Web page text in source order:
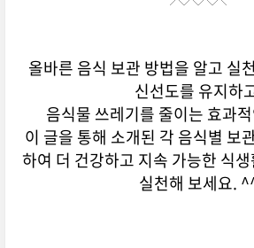
올바른 음식 보관 방법을 알고 실
신선도를 유지하
음식물 쓰레기를 줄이는 효과
이 글을 통해 소개된 각 음식별 보
하여 더 건강하고 지속 가능한 식
실천해 보세요.